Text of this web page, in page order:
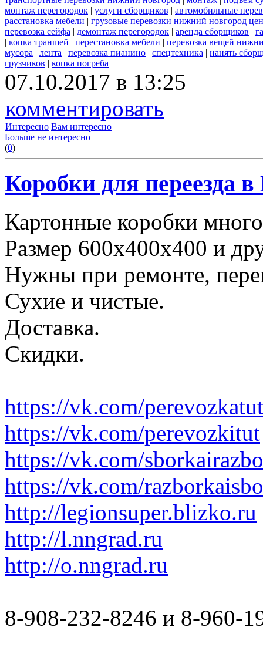
монтаж перегородок | услуги сборщиков | автомобильные
расстановка мебели | грузовые перевозки нижний новгород
перевозка сейфа | демонтаж перегородок | аренда сборщиков |
| копка траншей | перестановка мебели | перевозка вещей
мусора | лента | перевозка пианино | спецтехника | нанять
грузчиков | копка погреба
07.10.2017 в 13:25
комментировать
Интересно Вам интересно
Больше не интересно
(0)
Коробки для переезда
Картонные коробки
Размер 600х400х400 и
Нужны при ремонте,
Сухие и чистые.
Доставка.
Скидки.
https://vk.com/perevozkatut
https://vk.com/perevozkitut
https://vk.com/
https://vk.com/
http://legionsuper.blizko.ru
http://l.nngrad.ru
http://o.nngrad.ru
8-908-232-8246 и 8-960-